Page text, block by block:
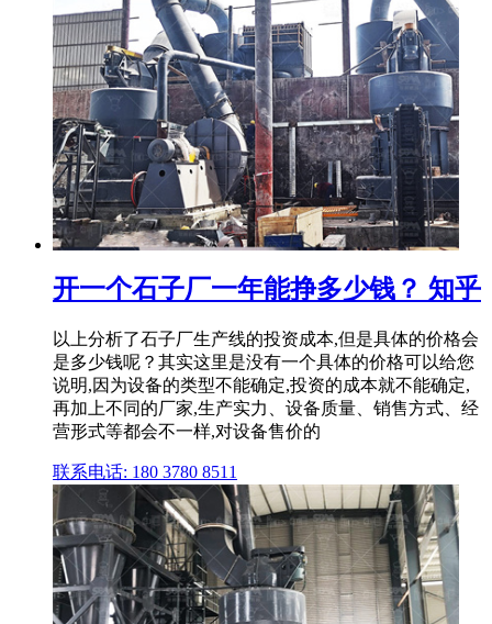
开一个石子厂一年能挣多少钱？ 知乎
以上分析了石子厂生产线的投资成本,但是具体的价格会
是多少钱呢？其实这里是没有一个具体的价格可以给您
说明,因为设备的类型不能确定,投资的成本就不能确定,
再加上不同的厂家,生产实力、设备质量、销售方式、经
营形式等都会不一样,对设备售价的
联系电话: 180 3780 8511